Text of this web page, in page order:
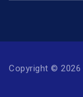
Copyright © 2026